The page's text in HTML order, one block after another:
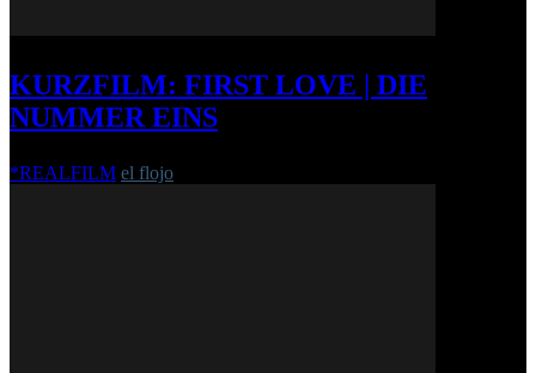
KURZFILM: FIRST LOVE | DIE
NUMMER EINS
*REALFILM el flojo